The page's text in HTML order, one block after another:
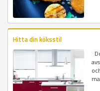
Hitta din köksstil